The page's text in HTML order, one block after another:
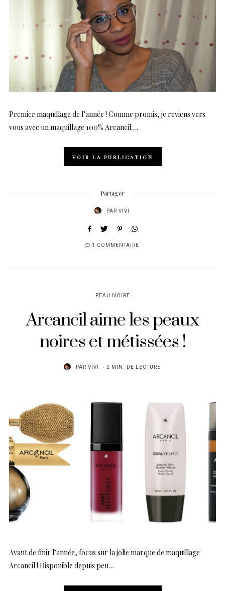
Premier maquillage de l’année ! Comme promis, je reviens vers
vous avec un maquillage 100% Arcancil….
VOIR LA PUBLICATION
Partager
PAR VIVI
1 COMMENTAIRE
PEAU NOIRE
Arcancil aime les peaux
noires et métissées !
PAR VIVI 2 MIN. DE LECTURE
Avant de finir l’année, focus sur la jolie marque de maquillage
Arcancil ! Disponible depuis peu…